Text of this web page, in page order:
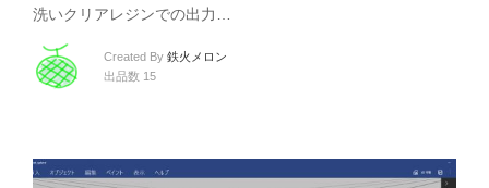
洗いクリアレジンでの出力…
Created By 鉄火メロン
出品数 15